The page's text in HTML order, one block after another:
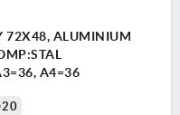
72X48, ALUMINIUM
A4=36